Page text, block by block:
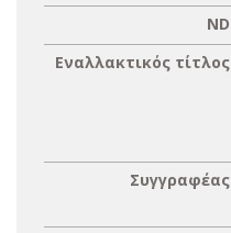
ND
Εναλλακτικός τίτλος
Συγγραφέας